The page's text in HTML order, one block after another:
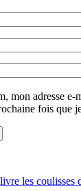
mon adresse e-
fois que
les